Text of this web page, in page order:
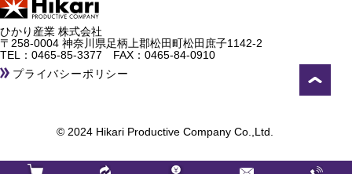
ひかり産業 株式会社
〒258-0004 神奈川県足柄上郡松田町松田庶子1142-2
TEL： 0465-85-3377 FAX：0465-84-0910
プライバシーポリシー
© 2024 Hikari Productive Company Co.,Ltd.